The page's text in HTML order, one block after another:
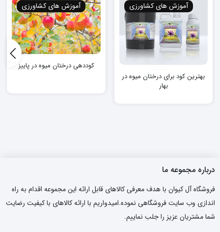
آموزش های کشاورزی
بهترین کود برای درختان میوه در
بهار
آموزش های کشاورزی
کوددهی درختان میوه در پاییز
درباره مجموعه ما
فروشگاه آل کیوان با هدف معرفی کالاهای قابل ارائه این مجموعه اقدام به راه
اندازی وب سایت فروشگاهی نموده.امیدواریم با ارائه کالاهای با کیفیت رضایت
شما مشتریان عزیز را جلب نماییم.